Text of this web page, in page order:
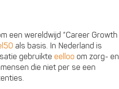
een wereldwijd “Career Growth
als basis. In Nederland is
gebruikte eelloo om zorg- en
die niet per se een